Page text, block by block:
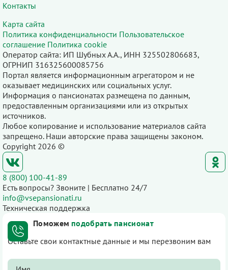
Контакты
Карта сайта
Политика конфиденциальности Пользовательское
соглашение Политика cookie
Оператор сайта: ИП Шубных А.А., ИНН 325502806683,
ОГРНИП 316325600085756
Портал является информационным агрегатором и не
оказывает медицинских или социальных услуг.
Информация о пансионатах размещена по данным,
предоставленным организациями или из открытых
источников.
Любое копирование и использование материалов сайта
запрещено. Наши авторские права защищены законом.
Copyright 2026 ©
8 (800) 100-41-89
Есть вопросы? Звоните | Бесплатно 24/7
info@vsepansionati.ru
Техническая поддержка
Поможем подобрать пансионат
Оставьте свои контактные данные и мы перезвоним вам